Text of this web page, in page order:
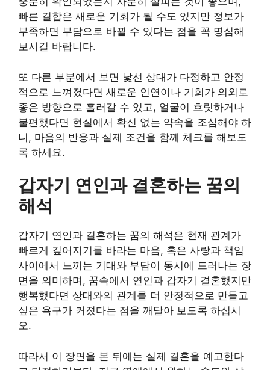
빠른 결합은 새로운 기회가 될 수도 있지만 정보가
부족하면 부담으로 바뀔 수 있다는 점을 꼭 명심해
보시길 바랍니다.
또 다른 부분에서 보면 낯선 상대가 다정하고 안정
적으로 느껴졌다면 새로운 인연이나 기회가 의외로
좋은 방향으로 흘러갈 수 있고, 얼굴이 흐릿하거나
불편했다면 현실에서 확신 없는 약속을 조심해야 하
니, 마음의 반응과 실제 조건을 함께 체크를 해보도
록 하세요.
갑자기 연인과 결혼하는 꿈의
해석
갑자기 연인과 결혼하는 꿈의 해석은 현재 관계가
빠르게 깊어지기를 바라는 마음, 혹은 사랑과 책임
사이에서 느끼는 기대와 부담이 동시에 드러나는 장
면을 의미하며, 꿈속에서 연인과 갑자기 결혼했지만
행복했다면 상대와의 관계를 더 안정적으로 만들고
싶은 욕구가 커졌다는 점을 깨달아 보도록 하십시
오.
따라서 이 장면을 본 뒤에는 실제 결혼을 예고한다